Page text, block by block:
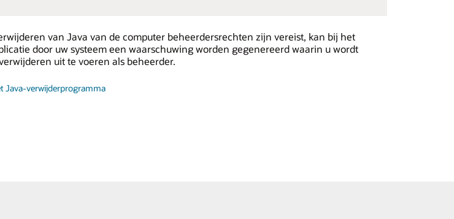
van Java van de computer beheerdersrechten zijn vereist, kan bij het
door uw systeem een waarschuwing worden gegenereerd waarin u wordt
uit te voeren als beheerder.
Java-verwijderprogramma